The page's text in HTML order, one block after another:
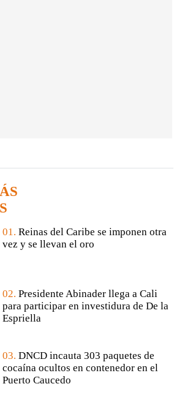
01. Reinas del Caribe se imponen otra
vez y se llevan el oro
02. Presidente Abinader llega a Cali
para participar en investidura de De la
Espriella
03. DNCD incauta 303 paquetes de
cocaína ocultos en contenedor en el
Puerto Caucedo